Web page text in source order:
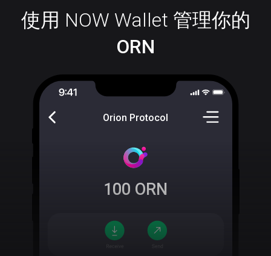
使用 NOW Wallet 管理你的
ORN
Orion Protocol
100 ORN